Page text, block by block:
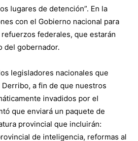
lugares de detención”. En la
con el Gobierno nacional para
federales, que estarán
del gobernador.
legisladores nacionales que
Derribo, a fin de que nuestros
invadidos por el
que enviará un paquete de
provincial que incluirán:
de inteligencia, reformas al